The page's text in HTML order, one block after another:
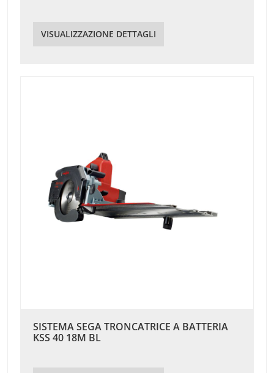
VISUALIZZAZIONE DETTAGLI
SISTEMA SEGA TRONCATRICE A BATTERIA
KSS 40 18M BL